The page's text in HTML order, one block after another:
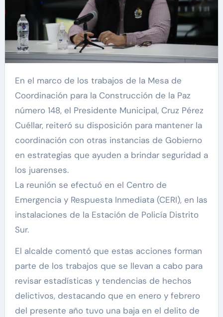
En el marco de los trabajos de la Mesa de
Coordinación para la Construcción de la Paz
número 148, el Presidente Municipal, Cruz Pérez
Cuéllar, reiteró su disposición para mantener la
coordinación con otras instancias de Gobierno
en estrategias que ayuden a brindar seguridad a
los juarenses.
La reunión se efectuó en el Centro de
Emergencia y Respuesta Inmediata (CERI), en las
instalaciones de la Estación de Policía Distrito
Sur.
El alcalde comentó que estas acciones forman
parte de los trabajos que se llevan a cabo para
revisar estadísticas y tendencias de hechos
delictivos, destacando que en enero y febrero
del presente año tuvo una baja en el delito de